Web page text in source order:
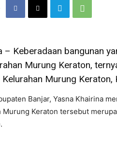
– Keberadaan bangunan
Murung Keraton,
Murung Keraton,
Banjar, Yasna Khairina
Murung Keraton tersebut